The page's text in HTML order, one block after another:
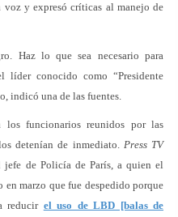
voz y expresó críticas al manejo de
Haz lo que sea necesario para
líder conocido como “Presidente
indicó una de las fuentes.
los funcionarios reunidos por las
detenían de inmediato. Press TV
jefe de Policía de París, a quien el
marzo que fue despedido porque
reducir el uso de LBD [balas de